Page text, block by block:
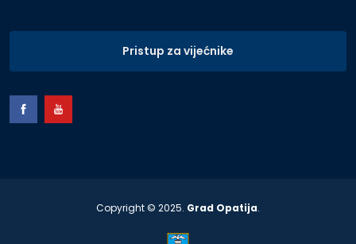
Pristup za vijećnike
Copyright © 2025. Grad Opatija.